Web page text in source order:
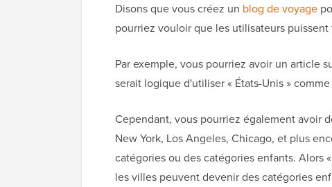
Disons que vous créez un blog de voyage
pourriez vouloir que les utilisateurs
Par exemple, vous pourriez avoir un article
serait logique d'utiliser « États-Unis »
Cependant, vous pourriez également avoir
New York, Los Angeles, Chicago, et plus
catégories ou des catégories enfants. Alors
les villes peuvent devenir des catégories